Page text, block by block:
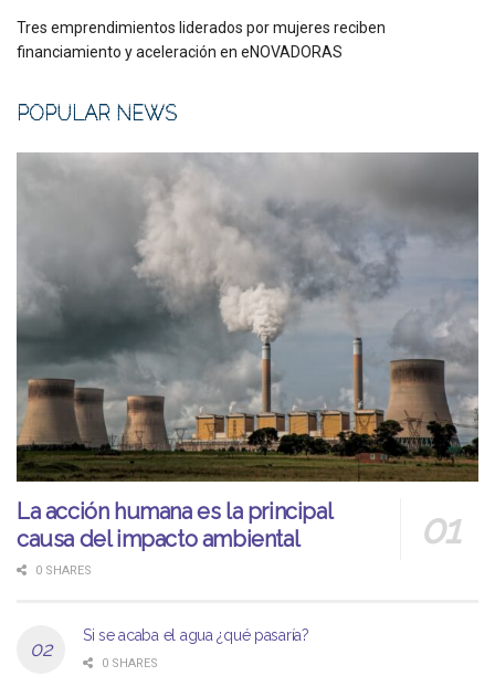
Tres emprendimientos liderados por mujeres reciben
financiamiento y aceleración en eNOVADORAS
POPULAR NEWS
La acción humana es la principal
causa del impacto ambiental
0 SHARES
Si se acaba el agua ¿qué pasaría?
0 SHARES